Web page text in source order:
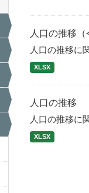
人口の推移（
人口の推移に
XLSX
人口の推移
人口の推移に
XLSX